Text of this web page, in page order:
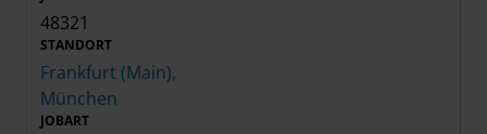
48321
STANDORT
Frankfurt (Main),
München
JOBART